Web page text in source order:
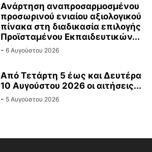
Ανάρτηση αναπροσαρμοσμένου
προσωρινού ενιαίου αξιολογικού
πίνακα στη διαδικασία επιλογής
Προϊσταμένου Εκπαιδευτικών...
- 6 Αυγούστου 2026
Από Τετάρτη 5 έως και Δευτέρα
10 Αυγούστου 2026 οι αιτήσεις...
- 5 Αυγούστου 2026